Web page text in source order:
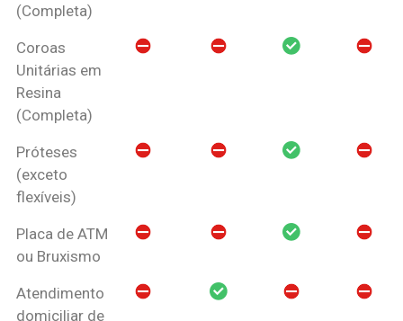
(Completa)
Coroas
Unitárias em
Resina
(Completa)
Próteses
(exceto
flexíveis)
Placa de ATM
ou Bruxismo
Atendimento
domiciliar de